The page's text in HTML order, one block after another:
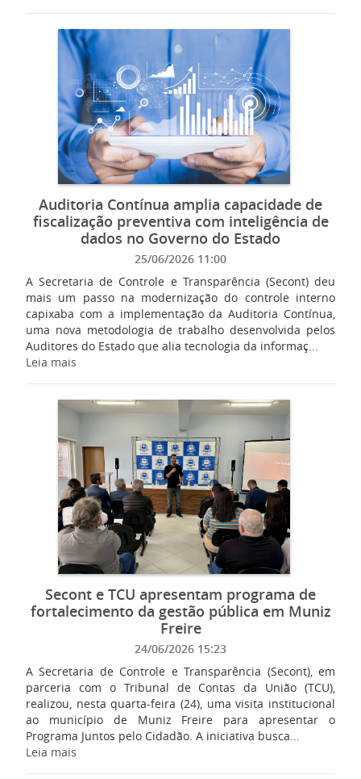
Auditoria Contínua amplia capacidade de
fiscalização preventiva com inteligência de
dados no Governo do Estado
25/06/2026 11:00
A Secretaria de Controle e Transparência (Secont) deu
mais um passo na modernização do controle interno
capixaba com a implementação da Auditoria Contínua,
uma nova metodologia de trabalho desenvolvida pelos
Auditores do Estado que alia tecnologia da informaç...
Leia mais
Secont e TCU apresentam programa de
fortalecimento da gestão pública em Muniz
Freire
24/06/2026 15:23
A Secretaria de Controle e Transparência (Secont), em
parceria com o Tribunal de Contas da União (TCU),
realizou, nesta quarta-feira (24), uma visita institucional
ao município de Muniz Freire para apresentar o
Programa Juntos pelo Cidadão. A iniciativa busca...
Leia mais